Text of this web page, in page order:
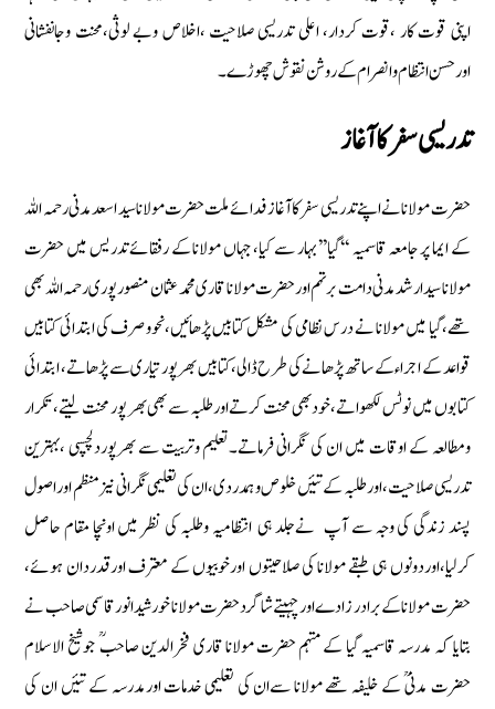
اپنی قوت كار ‏،قوت كردار‏، اعلی تدریسی صلاحیت ‏،اخلاص وبے لوثی‏،محنت وجانفشانی
اورحسن انتظام و انصرام كے روشن نقوش چھوڑے۔
تدریسی سفر كا آغاز
حضرت مولانا نے اپنے تدریسی سفر كا آغاز فدائے ملت حضرت مولانا سید اسعد مدنی رحمہ اللہ
كے ایما پر جامعہ قاسمیہ ‘‘گیا‏’’ بہار سے كیا‏، جہاں مولانا كے رفقائے تدریس میں حضرت
مولانا سید ارشد مدنی دامت برتہم اورحضرت مولانا قاری محمد عثمان منصور پوری رحمہ اللہ بھی
تھے‏،گیا میں مولانا نے درس نظامی كی مشكل كتابیں پڑھائیں،نحووصرف كی ابتدائی كتابیں
قواعد كے اجراء كے ساتھ پڑھانے كی طرح ڈالی‏،كتابیں بھرپور تیاری سے پڑھاتے‏، ابتدائی
كتابوں میں نوٹس لكھواتے‏،خود بھی محنت كرتے اورطلبہ سے بھی بھر پور محنت لیتے‏،تكرار
ومطالعہ كے اوقات میں ان كی نگرانی فرماتے‏۔تعلیم وتربیت سے بھرپوردلچسپی ‏،بہترین
تدریسی صلاحیت‏، اورطلبہ كے تئیں خلوص‏ و ہمدردی، ان كی تعلیمی نگرانی نیزمنظم اوراصول
پسند زندگی كی وجہ سے آپ نےجلد ہی انتظامیہ وطلبہ كی نظر میں اونچا مقام حاصل
كرلیا‏،اوردونوں ہی طبقے مولانا كی صلاحیتوں اورخوبیوں كے معترف اورقدردان ہوئے‏،
حضرت مولانا كے برادر زادے اورچہیتے شاگردحضرت مولانا خورشید انورقاسمی صاحب نے
بتایا كہ مدرسہ قاسمیہ گیا كے مہتمم حضرت مولانا قاری فخرالدین صاحبؒ جوشیخ الاسلام
حضرت مدنیؒ كے خلیفہ تھے مولانا سےان كی تعلیمی خدمات اورمدرسہ كے تئیں ان كی